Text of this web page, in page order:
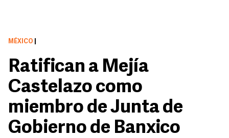
MÉXICO
Ratifican a Mejía
Castelazo como
miembro de Junta de
Gobierno de Banxico